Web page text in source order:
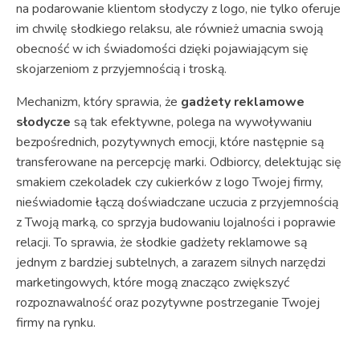
na podarowanie klientom słodyczy z logo, nie tylko oferuje
im chwilę słodkiego relaksu, ale również umacnia swoją
obecność w ich świadomości dzięki pojawiającym się
skojarzeniom z przyjemnością i troską.
Mechanizm, który sprawia, że gadżety reklamowe
słodycze są tak efektywne, polega na wywoływaniu
bezpośrednich, pozytywnych emocji, które następnie są
transferowane na percepcję marki. Odbiorcy, delektując się
smakiem czekoladek czy cukierków z logo Twojej firmy,
nieświadomie łączą doświadczane uczucia z przyjemnością
z Twoją marką, co sprzyja budowaniu lojalności i poprawie
relacji. To sprawia, że słodkie gadżety reklamowe są
jednym z bardziej subtelnych, a zarazem silnych narzędzi
marketingowych, które mogą znacząco zwiększyć
rozpoznawalność oraz pozytywne postrzeganie Twojej
firmy na rynku.